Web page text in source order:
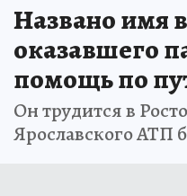
Названо имя
оказавшего
помощь по
Он трудится в
Ярославского АТП